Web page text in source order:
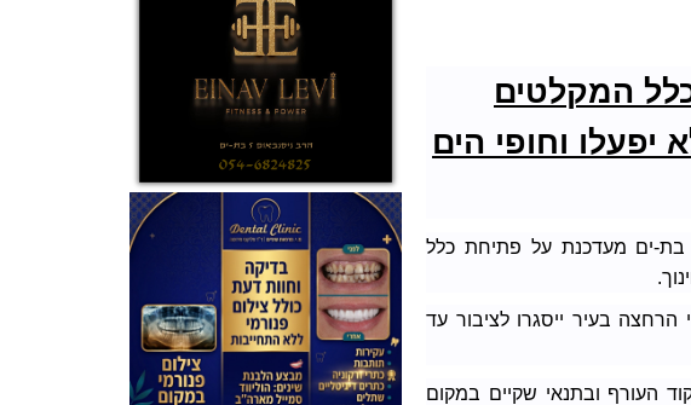
המקלטים
יפעלו וחופי הים
בת-ים מעדכנת על פתיחת כלל
בעיר ייסגרו לציבור עד
העורף ובתנאי שקיים במקום